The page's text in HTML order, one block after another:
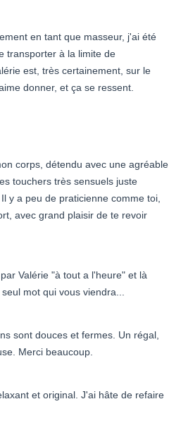
en tant que masseur, j'ai été
transporter à la limite de
est, très certainement, sur le
donner, et ça se ressent.
corps, détendu avec une agréable
touchers très sensuels juste
y a peu de praticienne comme toi,
avec grand plaisir de te revoir
Valérie "à tout a l'heure" et là
mot qui vous viendra...
sont douces et fermes. Un régal,
Merci beaucoup.
et original. J'ai hâte de refaire